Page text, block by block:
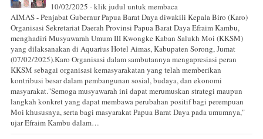
10/02/2025 - klik judul untuk membaca
AIMAS - Penjabat Gubernur Papua Barat Daya diwakili Kepala Biro (Karo)
Organisasi Sekretariat Daerah Provinsi Papua Barat Daya Efraim Kambu,
menghadiri Musyawarah Umum III Kwongke Kaban Salukh Moi (KKSM)
yang dilaksanakan di Aquarius Hotel Aimas, Kabupaten Sorong, Jumat
(07/02/2025).Karo Organisasi dalam sambutannya mengapresiasi peran
KKSM sebagai organisasi kemasyarakatan yang telah memberikan
kontribusi besar dalam pembangunan sosial, budaya, dan ekonomi
masyarakat."Semoga musyawarah ini dapat merumuskan strategi maupun
langkah konkret yang dapat membawa perubahan positif bagi perempuan
Moi khususnya, serta bagi masyarakat Papua Barat Daya pada umumnya,"
ujar Efraim Kambu dalam…